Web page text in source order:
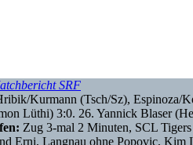
SRF
Kurmann (Tsch/Sz), Espinoza/
Lüthi) 3:0. 26. Yannick Blaser
Zug 3-mal 2 Minuten, SCL
Erni, Langnau ohne Popovic,